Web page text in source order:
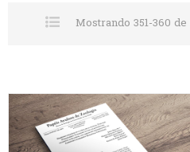
Mostrando 351-360